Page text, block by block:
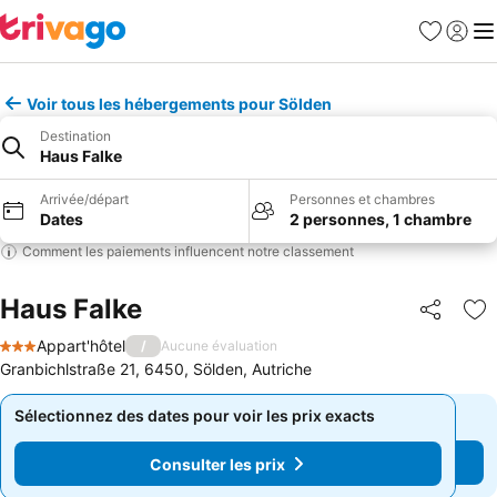
Favoris
Se
Voir tous les hébergements pour Sölden
Destination
Haus Falke
Arrivée/départ
Dates
Personnes et chambres
2 personnes, 1 chambre
Comment les paiements influencent notre classement
Haus Falke Partager
3 Étoiles
Appart'hôtel / Aucune évaluation
Granbichlstraße 21, 6450, Sölden, Autriche
Sélectionnez des dates pour voir les prix exacts
Consulter les prix
Sélectionnez des dates pour voir les prix exacts
Consulter les prix